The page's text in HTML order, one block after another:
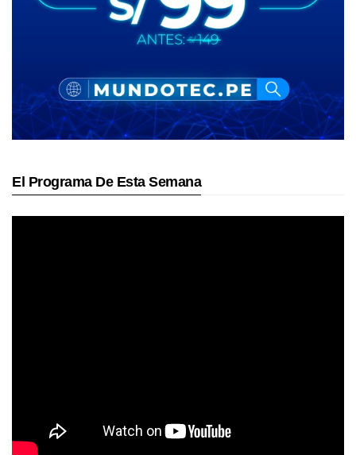
El Programa De Esta Semana